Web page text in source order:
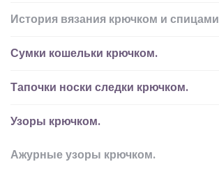
История вязания крючком и спицами
Сумки кошельки крючком.
Тапочки носки следки крючком.
Узоры крючком.
Ажурные узоры крючком.